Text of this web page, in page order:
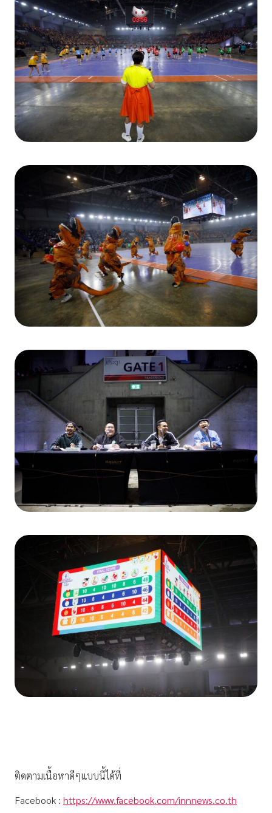
ติดตามเนื้อหาดีๆแบบนี้ได้ที่
Facebook : https://www.facebook.com/innnews.co.th